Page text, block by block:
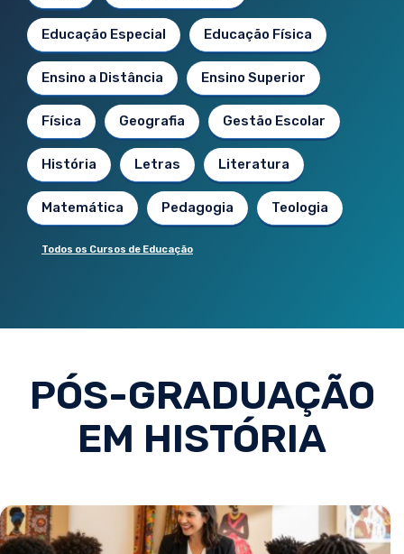
Educação Especial Educação Física
Ensino a Distância Ensino Superior
Física Geografia Gestão Escolar
História Letras Literatura
Matemática Pedagogia Teologia
Todos os Cursos de Educação
PÓS-GRADUAÇÃO
EM HISTÓRIA